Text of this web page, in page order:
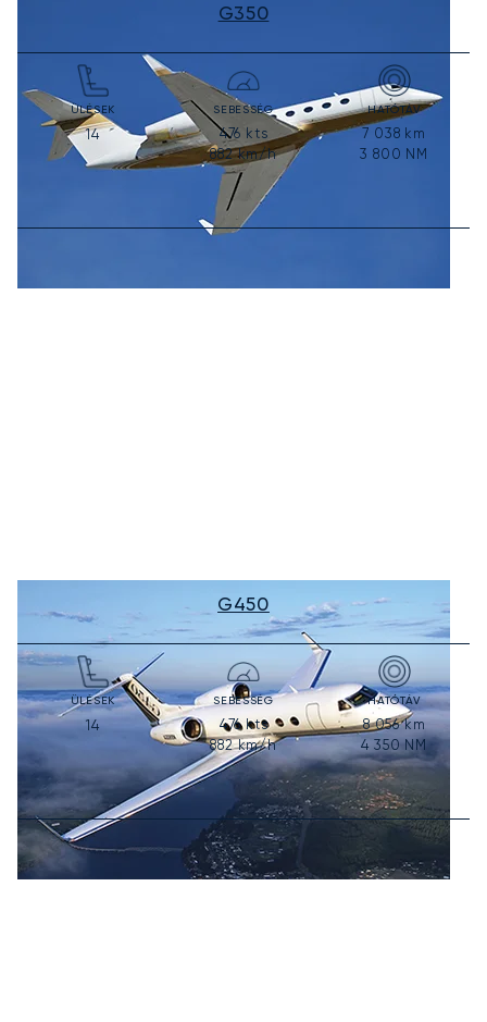
G350
ÜLÉSEK
14
SEBESSÉG
476 kts
882km/h
HATÓTÁV
7 038 km
3 800 NM
G450
ÜLÉSEK
14
SEBESSÉG
476kts
882km/h
HATÓTÁV
8 056km
4 350NM